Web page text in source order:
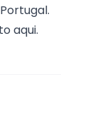
aqui.